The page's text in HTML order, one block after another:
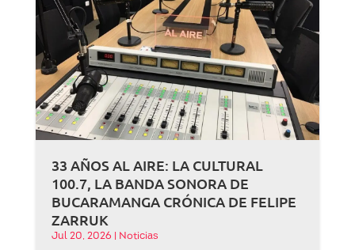
33 AÑOS AL AIRE: LA CULTURAL
100.7, LA BANDA SONORA DE
BUCARAMANGA CRÓNICA DE FELIPE
ZARRUK
Jul 20, 2026 Noticias